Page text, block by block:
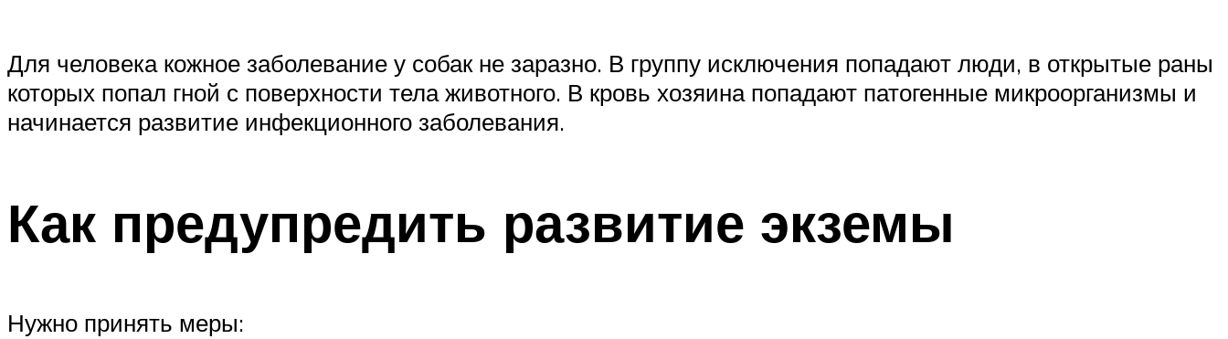
Для человека кожное заболевание у собак не заразно. В группу исключения попадают люди, в открытые раны
которых попал гной с поверхности тела животного. В кровь хозяина попадают патогенные микроорганизмы и
начинается развитие инфекционного заболевания.
Как предупредить развитие экземы
Нужно принять меры: